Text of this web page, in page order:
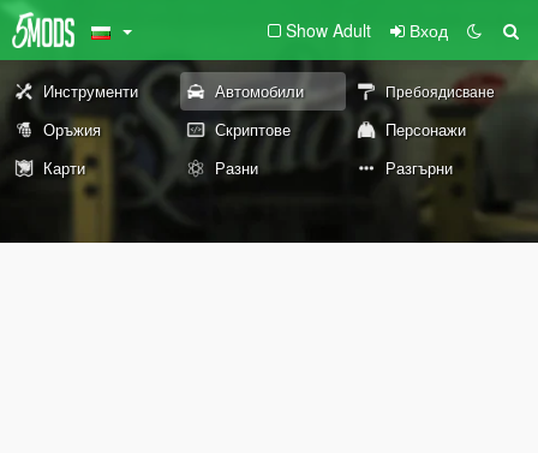
Show Adult Вход
Инструменти Автомобили Пребоядисване
Оръжия Скриптове
Персонажи
Карти
Разни Разгърни